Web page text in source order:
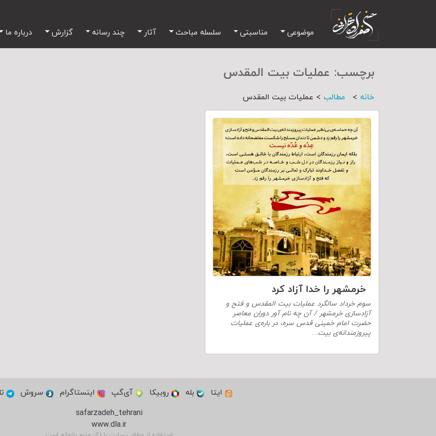
موضوعی مناسبتی سلسله مباحث آثار چند رسانه گزارش درباره ما
برچسب: عملیات بیت المقدس
خانه > مطالب > عملیات بیت المقدس
خرمشهر را خدا آزاد کرد
سوم خرداد سالگرد عملیات بیت المقدس و فتح و
آزادسازی خرمشهر / آن چه نام آور دوران معاصر
حضرت امام خمینی قدس سره، در باره‌‌ی عملیات
پیروزمندانه‌ی بیت…
ایتا بله روبیکا آی‌گپ اینستاگرام سروش
safarzadeh_tehrani
www.dla.ir